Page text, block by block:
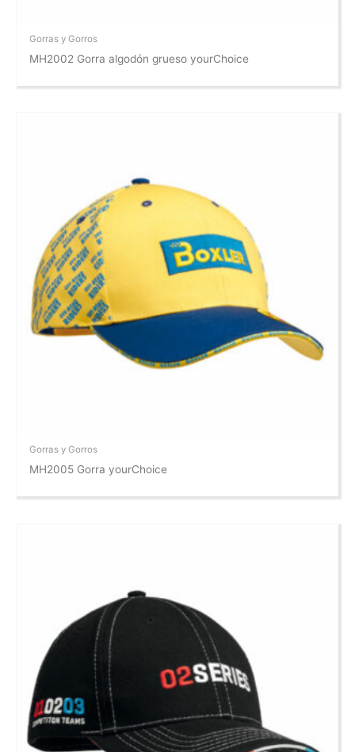
Gorras y Gorros
MH2002 Gorra algodón grueso yourChoice
Gorras y Gorros
MH2005 Gorra yourChoice